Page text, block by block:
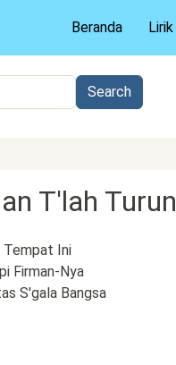
Beranda
Lirik
T'lah Turun
Tempat Ini
Firman-Nya
S'gala Bangsa